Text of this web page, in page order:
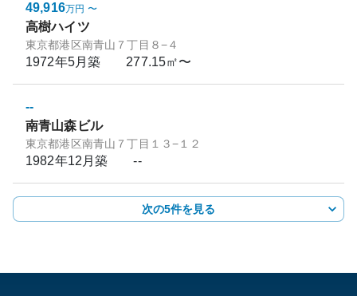
49,916万円 〜
高樹ハイツ
東京都港区南青山７丁目８−４
1972年5月築 277.15㎡〜
--
南青山森ビル
東京都港区南青山７丁目１３−１２
1982年12月築 --
次の5件を見る